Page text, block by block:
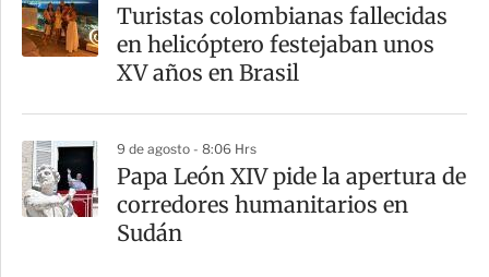
Turistas colombianas fallecidas
en helicóptero festejaban unos
XV años en Brasil
9 de agosto - 8:06 Hrs
Papa León XIV pide la apertura de
corredores humanitarios en
Sudán